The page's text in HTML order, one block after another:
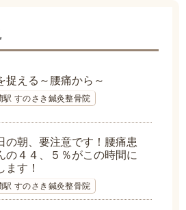
捉える～腰痛から～
駅 すのさき鍼灸整骨院
の朝、要注意です！腰痛患
の４４、５％がこの時間に
ます！
駅 すのさき鍼灸整骨院